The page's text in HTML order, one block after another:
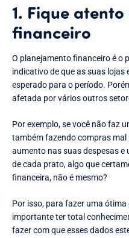
1. Fique
financeiro
O planejamento financeiro é o
indicativo de que as suas
esperado para o período.
afetada por vários outros
Por exemplo, se você não faz
também fazendo compras mal
aumento nas suas despesas
de cada prato, algo que
financeira, não é mesmo?
Por isso, para fazer uma
importante ter total
fazer com que esses dados